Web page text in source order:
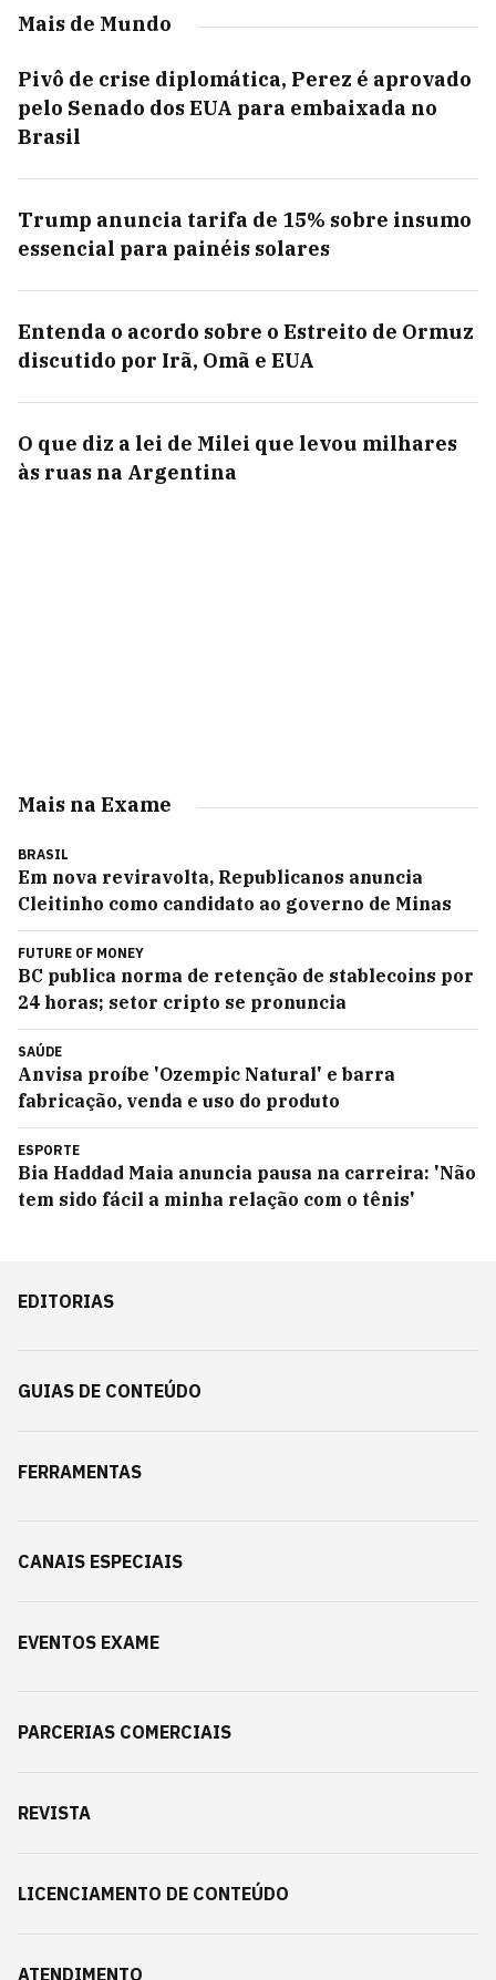
Mais de Mundo
Pivô de crise diplomática, Perez é aprovado
pelo Senado dos EUA para embaixada no
Brasil
Trump anuncia tarifa de 15% sobre insumo
essencial para painéis solares
Entenda o acordo sobre o Estreito de Ormuz
discutido por Irã, Omã e EUA
O que diz a lei de Milei que levou milhares
às ruas na Argentina
Mais na Exame
BRASIL
Em nova reviravolta, Republicanos anuncia
Cleitinho como candidato ao governo de Minas
FUTURE OF MONEY
BC publica norma de retenção de stablecoins por
24 horas; setor cripto se pronuncia
SAÚDE
Anvisa proíbe 'Ozempic Natural' e barra
fabricação, venda e uso do produto
ESPORTE
Bia Haddad Maia anuncia pausa na carreira: 'Não
tem sido fácil a minha relação com o tênis'
EDITORIAS
GUIAS DE CONTEÚDO
FERRAMENTAS
CANAIS ESPECIAIS
EVENTOS EXAME
PARCERIAS COMERCIAIS
REVISTA
LICENCIAMENTO DE CONTEÚDO
ATENDIMENTO